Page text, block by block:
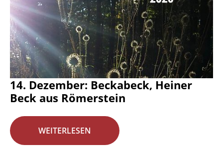
14. Dezember: Beckabeck, Heiner
Beck aus Römerstein
WEITERLESEN